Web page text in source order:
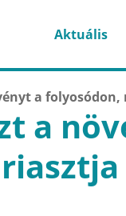
Aktuális
a
a